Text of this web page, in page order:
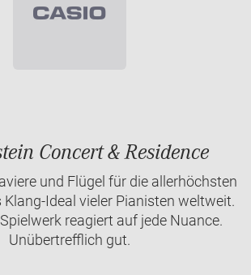
Concert & Residence
und Flügel für die allerhöchsten
Klang-Ideal vieler Pianisten weltweit.
reagiert auf jede Nuance.
Unübertrefflich gut.